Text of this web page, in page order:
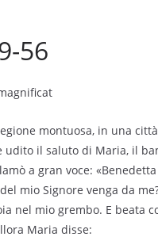
56
montuosa, in una
udito il saluto di Maria, il
a gran voce:
mio Signore venga da
nel mio grembo. E beata
Maria disse: